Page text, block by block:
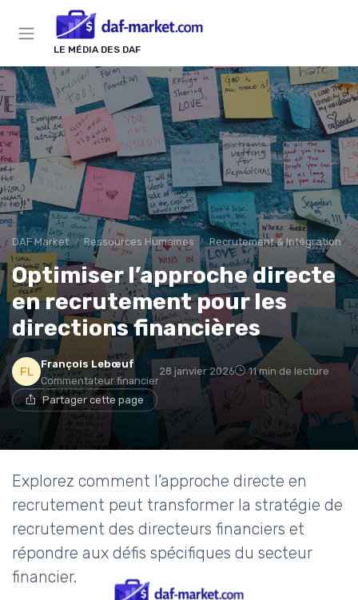
LE MÉDIA DES DAF
DAF Market Ressources Humaines Recrutement & Intégration
Optimiser l’approche directe
en recrutement pour les
directions financières
François Lebœuf
Commentateur financier
28 janvier 2026 11 min de lecture
Partager cette page
Explorez comment l’approche directe en
recrutement peut transformer la stratégie de
recrutement des directeurs financiers et
répondre aux défis spécifiques du secteur
financier.